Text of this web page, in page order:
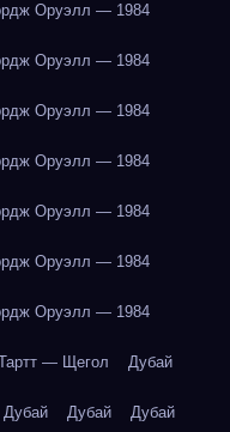
Оруэлл — 1984
Оруэлл — 1984
Оруэлл — 1984
Оруэлл — 1984
Оруэлл — 1984
Оруэлл — 1984
Оруэлл — 1984
— Щегол Дубай
Дубай Дубай Дубай